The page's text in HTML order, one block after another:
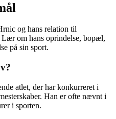
og hans relation til
Lær om hans oprindelse, bopæl,
på sin sport.
atlet, der har konkurreret i
Han er ofte nævnt i
i sporten.